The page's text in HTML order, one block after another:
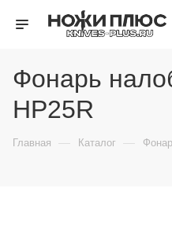
Фонарь
HP25R
Главная — Каталог —